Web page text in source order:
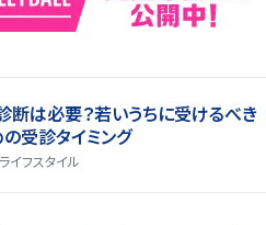
断は必要？若いうちに受けるべき
受診タイミング
ライフスタイル